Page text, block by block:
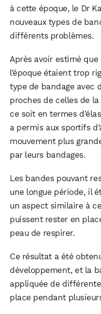
à cette époque, le Dr
nouveaux types de
différents problèmes.
Après avoir estimé
l’époque étaient trop
type de bandage avec
proches de celles de la
ce soit en termes
a permis aux sportifs
mouvement plus
par leurs bandages.
Les bandes pouvant
une longue période, il
un aspect similaire à
puissent rester en
peau de respirer.
Ce résultat a été
développement, et la
appliquée de
place pendant